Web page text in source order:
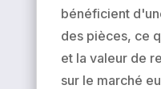
bénéficient
des pièces, ce
et la valeur de
sur le marché